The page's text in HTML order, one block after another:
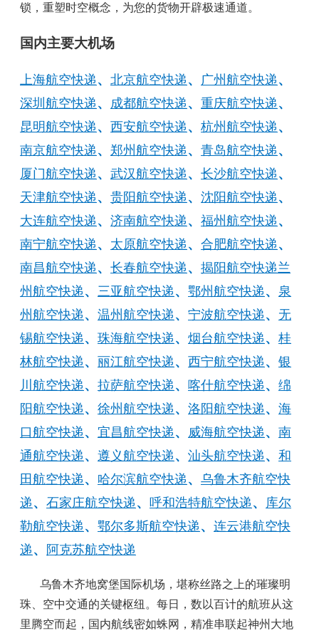
锁，重塑时空概念，为您的货物开辟极速通道。
国内主要大机场
上海航空快递、 北京航空快递、 广州航空快递、
深圳航空快递、 成都航空快递、 重庆航空快递、
昆明航空快递、 西安航空快递、 杭州航空快递、
南京航空快递、 郑州航空快递、 青岛航空快递、
厦门航空快递、 武汉航空快递、 长沙航空快递、
天津航空快递、 贵阳航空快递、 沈阳航空快递、
大连航空快递、 济南航空快递、 福州航空快递、
南宁航空快递、 太原航空快递、 合肥航空快递、
南昌航空快递、 长春航空快递、 揭阳航空快递兰
州航空快递、 三亚航空快递、 鄂州航空快递、 泉
州航空快递、 温州航空快递、 宁波航空快递、 无
锡航空快递、 珠海航空快递、 烟台航空快递、 桂
林航空快递、 丽江航空快递、 西宁航空快递、 银
川航空快递、 拉萨航空快递、 喀什航空快递、 绵
阳航空快递、 徐州航空快递、 洛阳航空快递、 海
口航空快递、 宜昌航空快递、 威海航空快递、 南
通航空快递、 遵义航空快递、 汕头航空快递、 和
田航空快递、 哈尔滨航空快递、 乌鲁木齐航空快
递、 石家庄航空快递、 呼和浩特航空快递、 库尔
勒航空快递、 鄂尔多斯航空快递、 连云港航空快
递、 阿克苏航空快递
乌鲁木齐地窝堡国际机场，堪称丝路之上的璀璨明
珠、空中交通的关键枢纽。每日，数以百计的航班从这
里腾空而起，国内航线密如蛛网，精准串联起神州大地